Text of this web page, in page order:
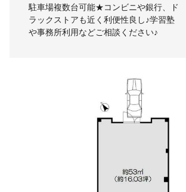
駐車場複数台可能★コンビニや銀行、ド
ラックストアも近く利便性良し♪学習塾
や事務所利用などご相談ください♪